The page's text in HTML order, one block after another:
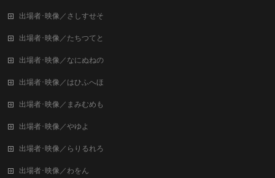
出場者･映像／さしすせそ
出場者･映像／たちつてと
出場者･映像／なにぬねの
出場者･映像／はひふへほ
出場者･映像／まみむめも
出場者･映像／やゆよ
出場者･映像／らりるれろ
出場者･映像／わをん